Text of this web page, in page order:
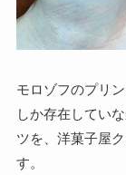
モロゾフのプリ
しか存在してい
ツを、洋菓子屋
す。